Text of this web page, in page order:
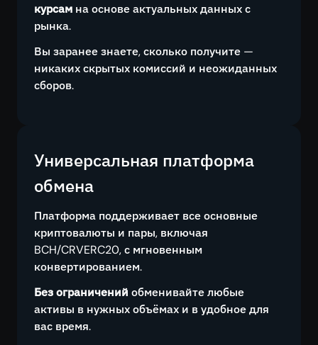
курсам на основе актуальных данных с
рынка.
Вы заранее знаете, сколько получите —
никаких скрытых комиссий и неожиданных
сборов.
Универсальная платформа
обмена
Платформа поддерживает все основные
криптовалюты и пары, включая
BCH/CRVERC20, с мгновенным
конвертированием.
Без ограничений обменивайте любые
активы в нужных объёмах и в удобное для
вас время.